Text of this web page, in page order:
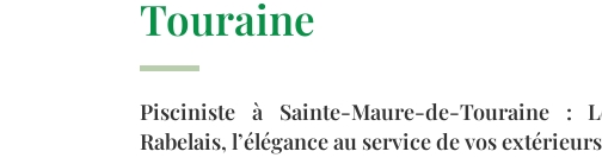
Touraine
Pisciniste à Sainte-Maure-de-Touraine :
Rabelais, l’élégance au service de vos extérieurs